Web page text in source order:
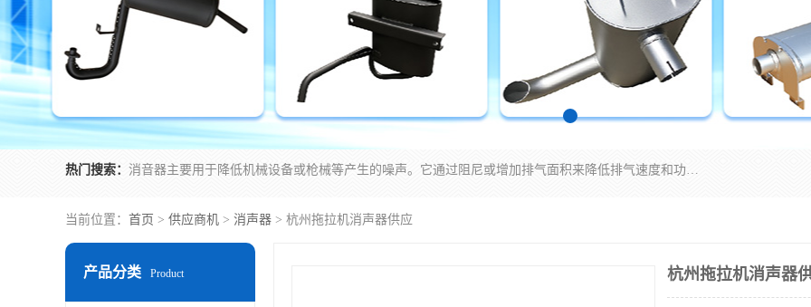
热门搜索： 消音器主要用于降低机械设备或枪械等产生的噪声。它通过阻尼或增加排气面积来降低排气速度和功率，从而降低噪声。常见的消音器类型包括阻性消声器、抗性消声器、共振消声器以及阻抗复合式消声器等。这些消音器各有特点，适用于不同频率的噪声消除。
当前位置： 首页 > 供应商机 > 消声器 > 杭州拖拉机消声器供应
产品分类 Product 杭州拖拉机消声器